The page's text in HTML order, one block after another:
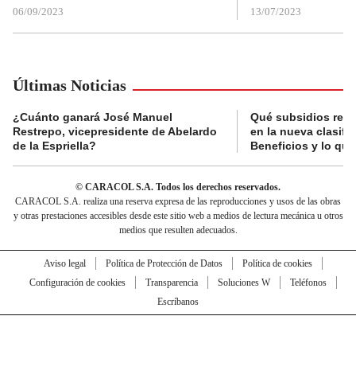
06/09/2023 13/07/2023
Últimas Noticias
¿Cuánto ganará José Manuel
Restrepo, vicepresidente de Abelardo
de la Espriella?
Qué subsidios
en la nueva
Beneficios y lo
© CARACOL S.A. Todos los derechos reservados.
CARACOL S.A. realiza una reserva expresa de las reproducciones y usos de las obras
y otras prestaciones accesibles desde este sitio web a medios de lectura mecánica u otros
medios que resulten adecuados.
Aviso legal Política de Protección de Datos
Política de cookies
Configuración de cookies
Transparencia Soluciones W
Teléfonos
Escríbanos